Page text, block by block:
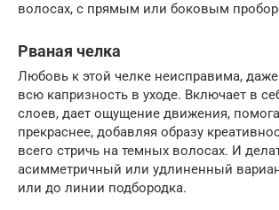
волосах, с прямым или боковым
Рваная челка
Любовь к этой челке неисправима,
всю капризность в уходе. Включает в
слоев, дает ощущение движения,
прекраснее, добавляя образу
всего стричь на темных волосах. И
асимметричный или удлиненный
или до линии подбородка.